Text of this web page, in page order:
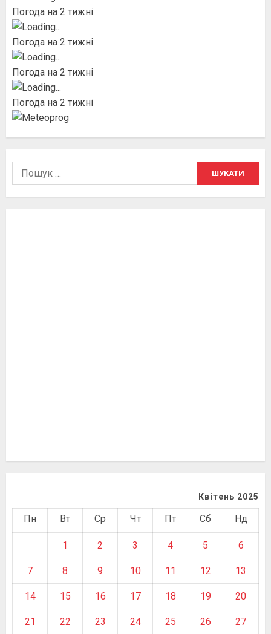
Погода на 2 тижні
Погода на 2 тижні
Погода на 2 тижні
Погода на 2 тижні
Пошук:
Квітень 2025
Пн Вт Ср Чт Пт Сб Нд
1 2 3 4 5 6
7 8 9 10 11 12 13
14 15 16 17 18 19 20
21 22 23 24 25 26 27